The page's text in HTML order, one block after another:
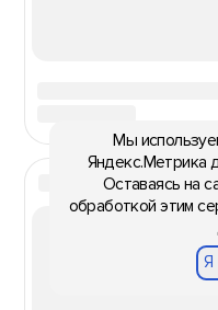
Мы
Яндекс.Метрика
Оставаясь на
обработкой этим
Я